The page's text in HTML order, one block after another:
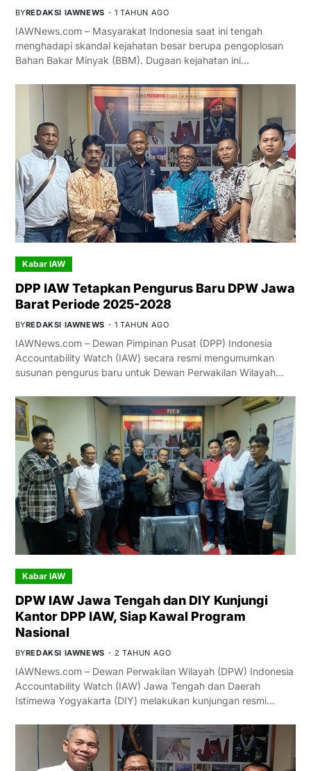
BYREDAKSI IAWNEWS 1 TAHUN AGO
IAWNews.com – Masyarakat Indonesia saat ini tengah
menghadapi skandal kejahatan besar berupa pengoplosan
Bahan Bakar Minyak (BBM). Dugaan kejahatan ini…
Kabar IAW
DPP IAW Tetapkan Pengurus Baru DPW Jawa
Barat Periode 2025-2028
BYREDAKSI IAWNEWS 1 TAHUN AGO
IAWNews.com – Dewan Pimpinan Pusat (DPP) Indonesia
Accountability Watch (IAW) secara resmi mengumumkan
susunan pengurus baru untuk Dewan Perwakilan Wilayah…
Kabar IAW
DPW IAW Jawa Tengah dan DIY Kunjungi
Kantor DPP IAW, Siap Kawal Program
Nasional
BYREDAKSI IAWNEWS 2 TAHUN AGO
IAWNews.com – Dewan Perwakilan Wilayah (DPW) Indonesia
Accountability Watch (IAW) Jawa Tengah dan Daerah
Istimewa Yogyakarta (DIY) melakukan kunjungan resmi…